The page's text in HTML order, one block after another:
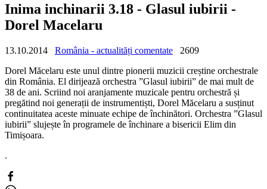
Inima inchinarii 3.18 - Glasul iubirii -
Dorel Macelaru
13.10.2014 România - actualități comentate
2609
Dorel Măcelaru este unul dintre pionerii muzicii creștine orchestrale
din România. El dirijează orchestra ”Glasul iubirii” de mai mult de
38 de ani. Scriind noi aranjamente muzicale pentru orchestră și
pregătind noi generații de instrumentiști, Dorel Măcelaru a susținut
continuitatea aceste minuate echipe de închinători. Orchestra ”Glasul
iubirii” slujește în programele de închinare a bisericii Elim din
Timișoara.
.